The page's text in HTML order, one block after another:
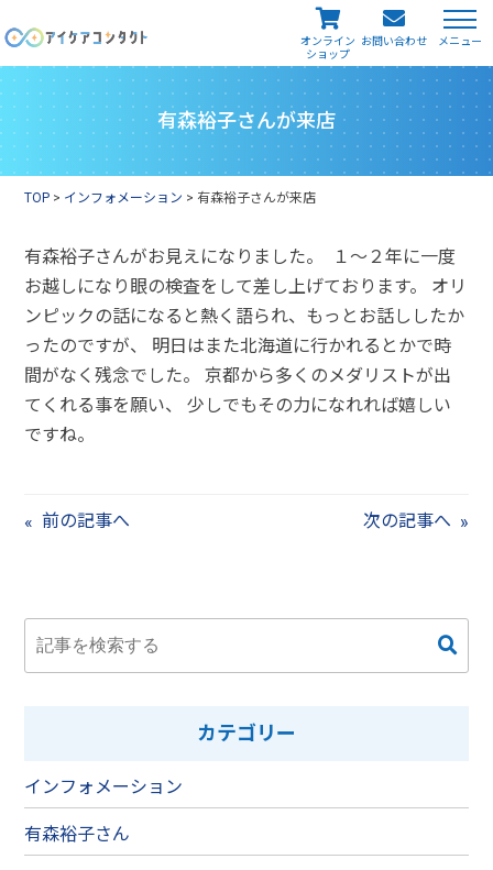
メニュー
オンライン
ショップ
お問い合わせ
有森裕子さんが来店
TOP > インフォメーション > 有森裕子さんが来店
有森裕子さんがお見えになりました。
１～２年に一度
お越しになり眼の検査をして差し上げております。 オリ
ンピックの話になると熱く語られ、もっとお話ししたか
ったのですが、 明日はまた北海道に行かれるとかで時
間がなく残念でした。 京都から多くのメダリストが出
てくれる事を願い、 少しでもその力になれれば嬉しい
ですね。
前の記事へ 次の記事へ
カテゴリー
インフォメーション
有森裕子さん